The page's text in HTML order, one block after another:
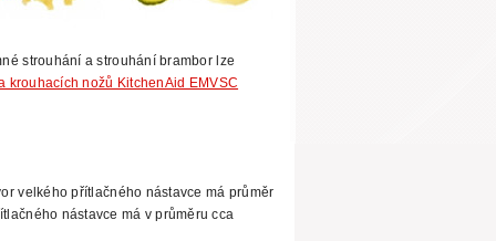
strouhání a strouhání brambor lze
krouhacích nožů KitchenAid EMVSC
velkého přítlačného nástavce má průměr
nástavce má v průměru cca